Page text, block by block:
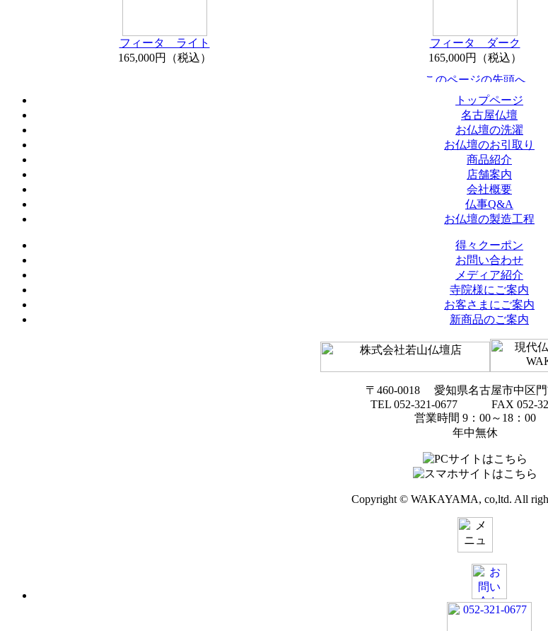
フィータ ライト
165,000円（税込）
フィータ ダーク
165,000円（税込）
トップページ
名古屋仏壇
お仏壇の洗濯
お仏壇のお引取り
商品紹介
店舗案内
会社概要
仏事Q&A
お仏壇の製造工程
得々クーポン
お問い合わせ
メディア紹介
寺院様にご案内
お客さまにご案内
新商品のご案内
〒460-0018 愛知県名古屋市中区門
TEL 052-321-0677 FAX 052-
営業時間 9：00～18：00
年中無休
Copyright © WAKAYAMA, co,ltd. All